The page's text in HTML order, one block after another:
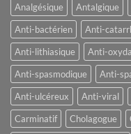
Analgésique Antalgique
Anti-bactérien
Anti-
Anti-lithiasique
Anti-
Anti-spasmodique
Anti-
Anti-ulcéreux
Anti-viral
Carminatif
Cholagogue